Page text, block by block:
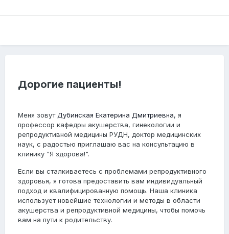
Дорогие пациенты!
Меня зовут Дубинская Екатерина Дмитриевна, я
профессор кафедры акушерства, гинекологии и
репродуктивной медицины РУДН, доктор медицинских
наук, с радостью приглашаю вас на консультацию в
клинику "Я здорова!".
Если вы сталкиваетесь с проблемами репродуктивного
здоровья, я готова предоставить вам индивидуальный
подход и квалифицированную помощь. Наша клиника
использует новейшие технологии и методы в области
акушерства и репродуктивной медицины, чтобы помочь
вам на пути к родительству.